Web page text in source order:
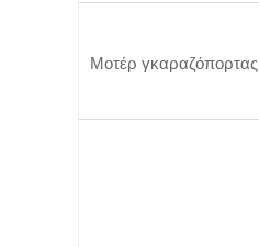
Μοτέρ γκαραζόπορτας